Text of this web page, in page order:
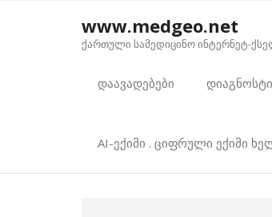
www.medgeo.net
ქართული სამედიცინო ინტერნეტ-
დაავადებები
AI-ექიმი . ციფრული ექიმი